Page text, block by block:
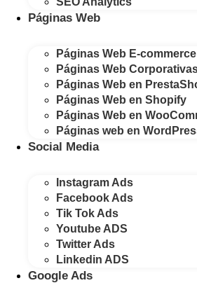
Páginas Web
Páginas Web E-commerce
Páginas Web
Páginas Web en
Páginas Web en Shopify
Páginas Web en
Páginas web en
Social Media
Instagram Ads
Facebook Ads
Tik Tok Ads
Youtube ADS
Twitter Ads
Linkedin ADS
Google Ads